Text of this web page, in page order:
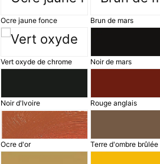
Ocre jaune fonce Brun de mars
Vert oxyde de chrome Noir de mars
Noir d'Ivoire Rouge anglais
Ocre d'or Terre d'ombre brûlée